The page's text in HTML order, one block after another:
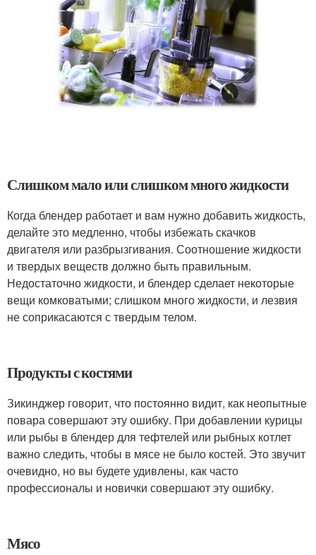
Слишком мало или слишком много жидкости
Когда блендер работает и вам нужно добавить жидкость,
делайте это медленно, чтобы избежать скачков
двигателя или разбрызгивания. Соотношение жидкости
и твердых веществ должно быть правильным.
Недостаточно жидкости, и блендер сделает некоторые
вещи комковатыми; слишком много жидкости, и лезвия
не соприкасаются с твердым телом.
Продукты с костями
Зикинджер говорит, что постоянно видит, как неопытные
повара совершают эту ошибку. При добавлении курицы
или рыбы в блендер для тефтелей или рыбных котлет
важно следить, чтобы в мясе не было костей. Это звучит
очевидно, но вы будете удивлены, как часто
профессионалы и новички совершают эту ошибку.
Мясо